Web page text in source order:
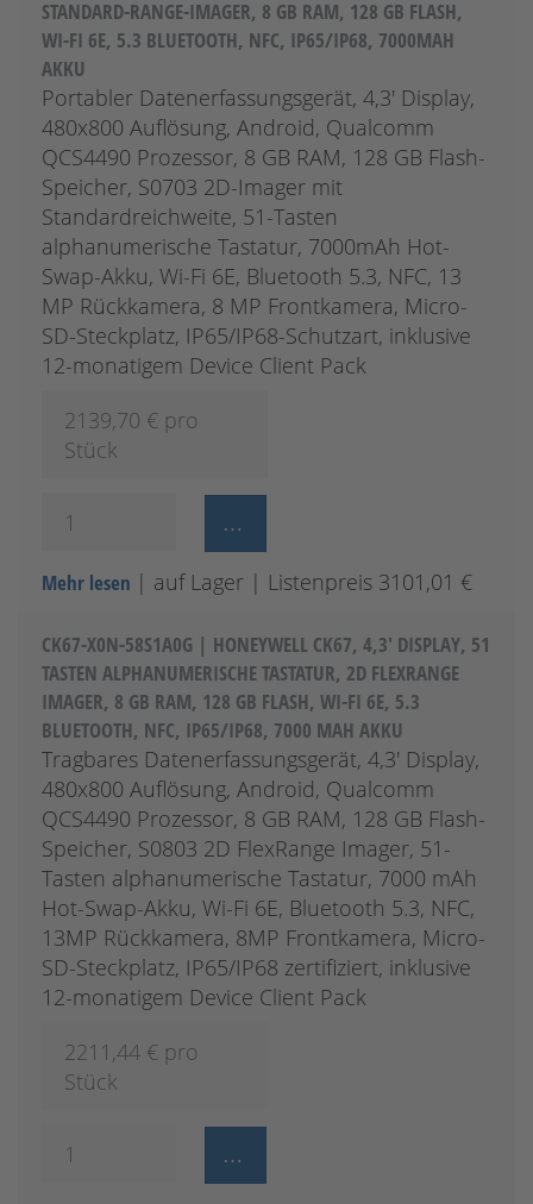
STANDARD-RANGE-IMAGER, 8 GB RAM, 128 GB FLASH,
WI-FI 6E, 5.3 BLUETOOTH, NFC, IP65/IP68, 7000MAH
AKKU
Portabler Datenerfassungsgerät, 4,3' Display,
480x800 Auflösung, Android, Qualcomm
QCS4490 Prozessor, 8 GB RAM, 128 GB Flash-
Speicher, S0703 2D-Imager mit
Standardreichweite, 51-Tasten
alphanumerische Tastatur, 7000mAh Hot-
Swap-Akku, Wi-Fi 6E, Bluetooth 5.3, NFC, 13
MP Rückkamera, 8 MP Frontkamera, Micro-
SD-Steckplatz, IP65/IP68-Schutzart, inklusive
12-monatigem Device Client Pack
2139,70 € pro
Stück
Mehr lesen | auf Lager | Listenpreis 3101,01 €
CK67-X0N-58S1A0G | HONEYWELL CK67, 4,3' DISPLAY, 51
TASTEN ALPHANUMERISCHE TASTATUR, 2D FLEXRANGE
IMAGER, 8 GB RAM, 128 GB FLASH, WI-FI 6E, 5.3
BLUETOOTH, NFC, IP65/IP68, 7000 MAH AKKU
Tragbares Datenerfassungsgerät, 4,3' Display,
480x800 Auflösung, Android, Qualcomm
QCS4490 Prozessor, 8 GB RAM, 128 GB Flash-
Speicher, S0803 2D FlexRange Imager, 51-
Tasten alphanumerische Tastatur, 7000 mAh
Hot-Swap-Akku, Wi-Fi 6E, Bluetooth 5.3, NFC,
13MP Rückkamera, 8MP Frontkamera, Micro-
SD-Steckplatz, IP65/IP68 zertifiziert, inklusive
12-monatigem Device Client Pack
2211,44 € pro
Stück